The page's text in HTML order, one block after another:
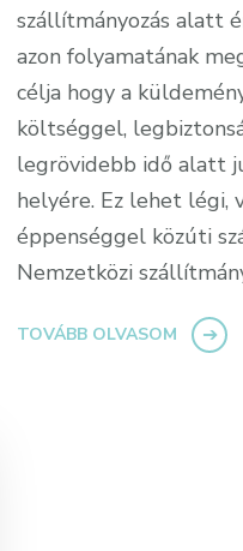
szállítmányozás alatt
azon folyamatának
célja hogy a
költséggel,
legrövidebb idő alatt
helyére. Ez lehet légi,
éppenséggel közúti
Nemzetközi
TOVÁBB OLVASOM